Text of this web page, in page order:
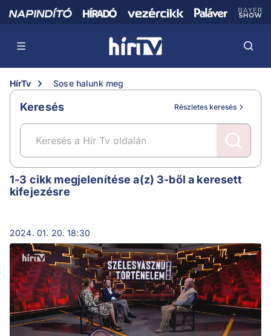
HírTv Sose halunk meg
Keresés Részletes keresés
Sose halunk meg
1-3 cikk megjelenítése a(z) 3-ből a keresett
kifejezésre
2024. 01. 20. 18:30